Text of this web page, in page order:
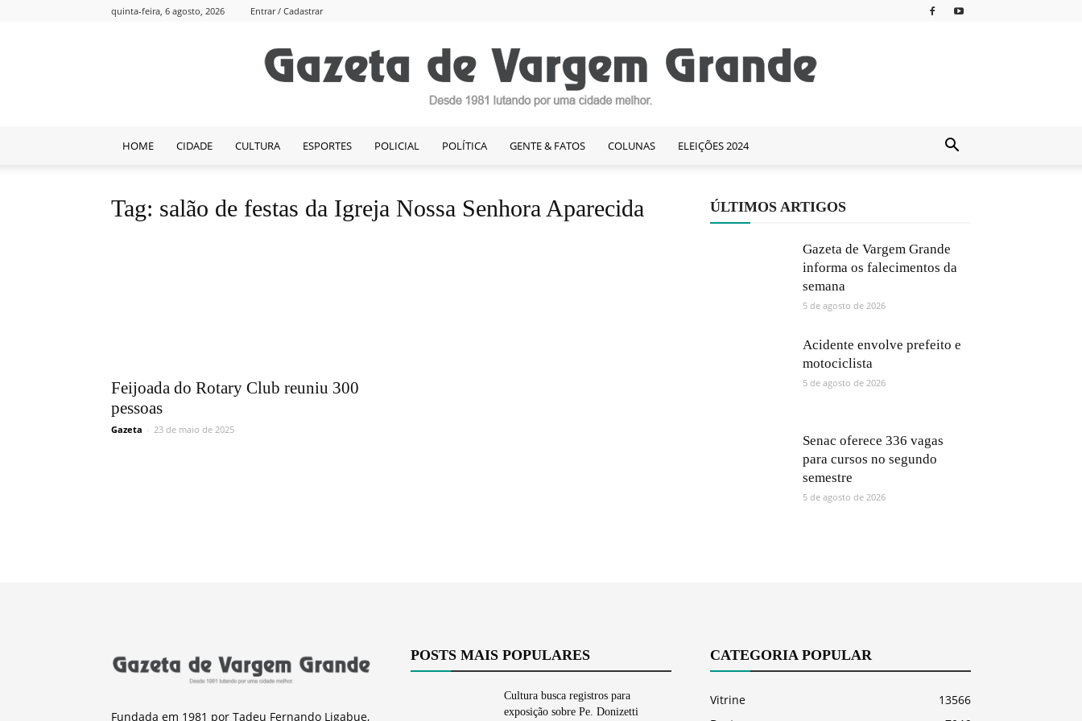
quinta-feira, 6 agosto, 2026 Entrar / Cadastrar
HOME CIDADE CULTURA ESPORTES POLICIAL POLÍTICA GENTE & FATOS COLUNAS ELEIÇÕES 2024
Tag: salão de festas da Igreja Nossa Senhora Aparecida
Feijoada do Rotary Club reuniu 300
pessoas
Gazeta - 23 de maio de 2025
ÚLTIMOS ARTIGOS
Gazeta de Vargem Grande
informa os falecimentos da
semana
5 de agosto de 2026
Acidente envolve prefeito e
motociclista
5 de agosto de 2026
Senac oferece 336 vagas
para cursos no segundo
semestre
5 de agosto de 2026
Fundada em 1981 por Tadeu Fernando Ligabue,
POSTS MAIS POPULARES
Cultura busca registros para
exposição sobre Pe. Donizetti
CATEGORIA POPULAR
Vitrine
13566